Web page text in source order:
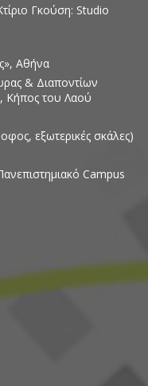
Γκούση: Studio
Αθήνα
& Διαποντίων
Κήπος του Λαού
εξωτερικές σκάλες)
Campus